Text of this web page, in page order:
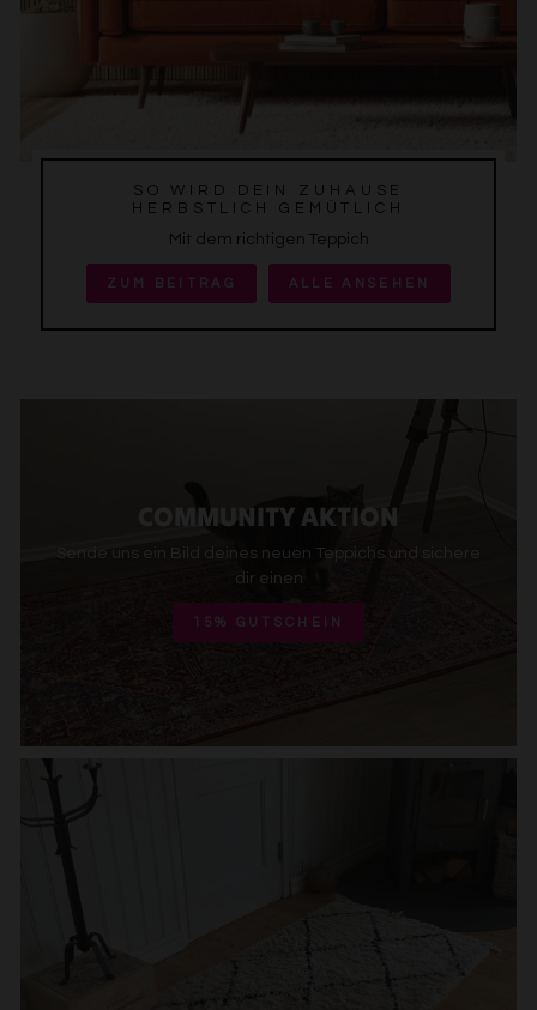
SO WIRD DEIN ZUHAUSE
HERBSTLICH GEMÜTLICH
Mit dem richtigen Teppich
ZUM BEITRAG ALLE ANSEHEN
COMMUNITY AKTION
Sende uns ein Bild deines neuen Teppichs und sichere
dir einen
15% GUTSCHEIN